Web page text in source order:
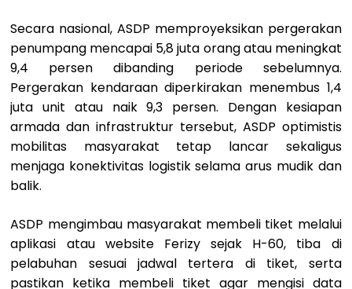
Secara nasional, ASDP memproyeksikan pergerakan
penumpang mencapai 5,8 juta orang atau meningkat
9,4 persen dibanding periode sebelumnya.
Pergerakan kendaraan diperkirakan menembus 1,4
juta unit atau naik 9,3 persen. Dengan kesiapan
armada dan infrastruktur tersebut, ASDP optimistis
mobilitas masyarakat tetap lancar sekaligus
menjaga konektivitas logistik selama arus mudik dan
balik.
ASDP mengimbau masyarakat membeli tiket melalui
aplikasi atau website Ferizy sejak H-60, tiba di
pelabuhan sesuai jadwal tertera di tiket, serta
pastikan ketika membeli tiket agar mengisi data